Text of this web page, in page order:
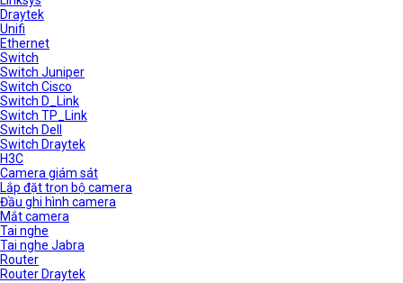
Draytek
Unifi
Ethernet
Switch
Switch Juniper
Switch Cisco
Switch D_Link
Switch TP_Link
Switch Dell
Switch Draytek
H3C
Camera giám sát
Lắp đặt trọn bộ camera
Đầu ghi hình camera
Mắt camera
Tai nghe
Tai nghe Jabra
Router
Router Draytek